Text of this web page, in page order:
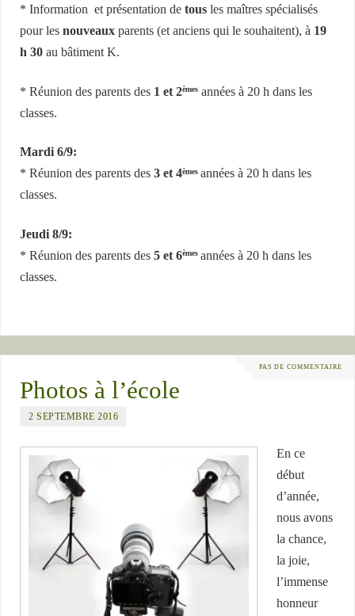
* Information et présentation detous les maîtres spécialisés
pour lesnouveaux parents (et anciens qui le souhaitent), à 19
h 30au bâtiment K.
* Réunion des parents des 1 et 2èmes années à 20 h dans les
classes.
Mardi 6/9:
* Réunion des parents des3 et 4èmes années à 20 h dans les
classes.
Jeudi 8/9:
* Réunion des parents des5 et 6èmes années à 20 h dans les
classes.
PAS DE COMMENTAIRE
Photos à l’école
2 SEPTEMBRE 2016
En ce
début
d’année,
nous avons
la chance,
la joie,
l’immense
honneur